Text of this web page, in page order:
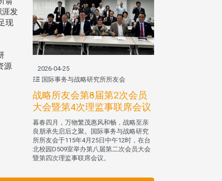
涯发
现
源
2026-04-25
国际事务与战略研究所所友会
战略所友会第8届第2次会员
大会暨第4次理监事联席会议
暮春四月，万物繁茂惠风和畅，战略至亲
良朋承先启后之聚。国际事务与战略研究
所所友会于115年4月25日中午12时，在台
北校园D509室举办第八届第二次会员大会
暨第四次理监事联席会议。